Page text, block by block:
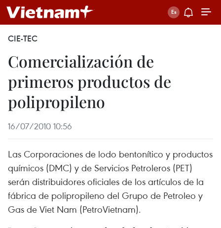
CIE-TEC
Comercialización de
primeros productos de
polipropileno
16/07/2010 10:56
Las Corporaciones de lodo bentonítico y productos
químicos (DMC) y de Servicios Petroleros (PET)
serán distribuidores oficiales de los artículos de la
fábrica de polipropileno del Grupo de Petroleo y
Gas de Viet Nam (PetroVietnam).